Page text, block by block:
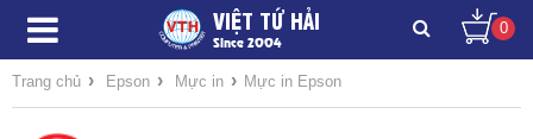
VIỆT TỨ HẢI
Since 2004
0
Trang chủ › Epson › Mực in › Mực in Epson